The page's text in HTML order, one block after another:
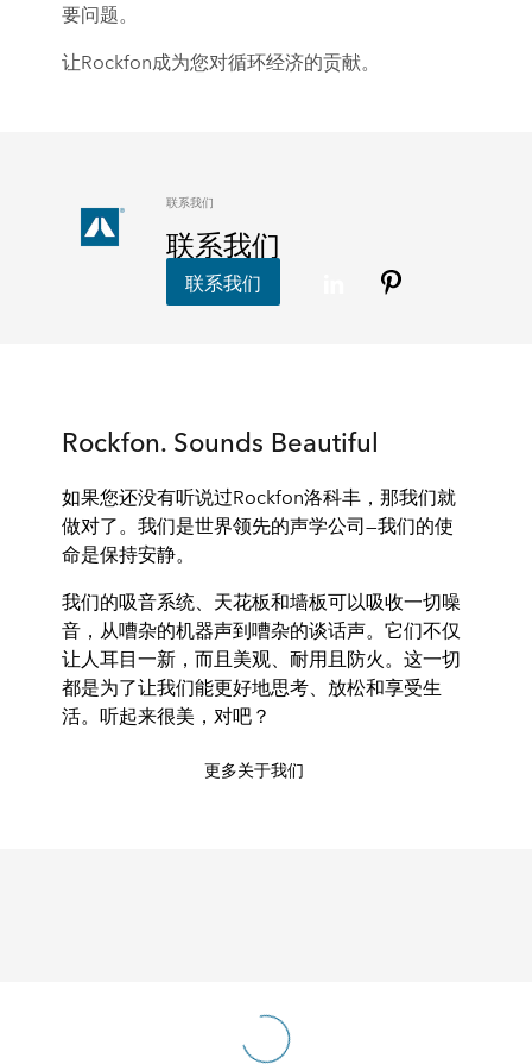
要问题。
让Rockfon成为您对循环经济的贡献。
联系我们
联系我们
联系我们
Rockfon. Sounds Beautiful
如果您还没有听说过Rockfon洛科丰，那我们就
做对了。我们是世界领先的声学公司—我们的使
命是保持安静。
我们的吸音系统、天花板和墙板可以吸收一切噪
音，从嘈杂的机器声到嘈杂的谈话声。它们不仅
让人耳目一新，而且美观、耐用且防火。这一切
都是为了让我们能更好地思考、放松和享受生
活。听起来很美，对吧？
更多关于我们